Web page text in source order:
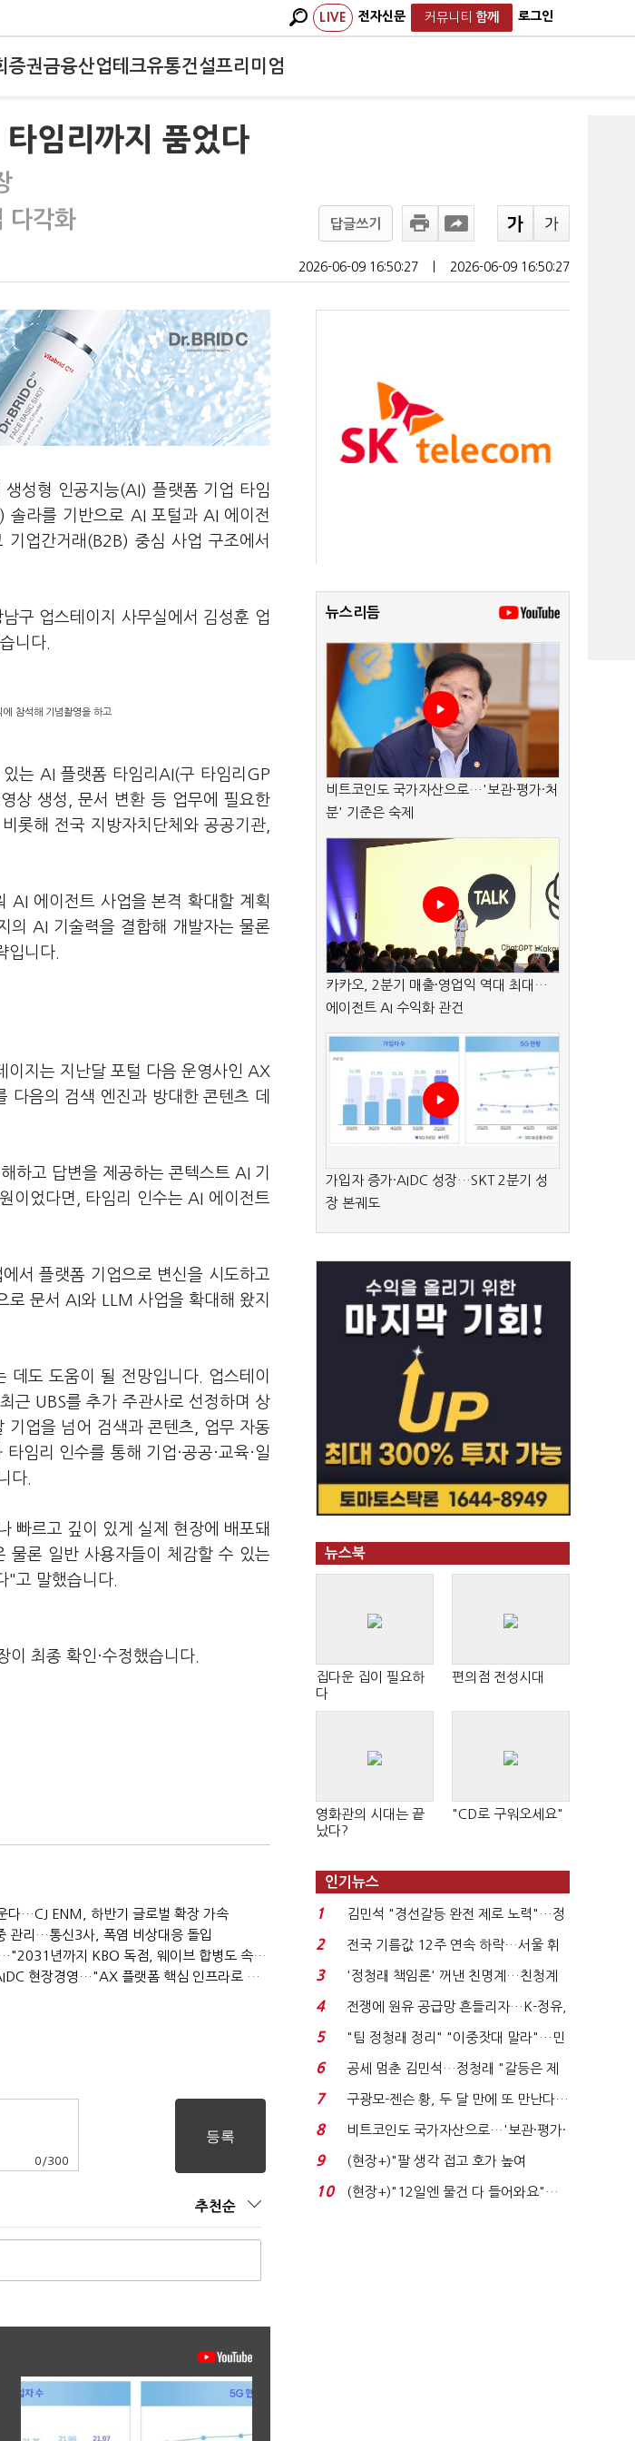
LIVE 전자신문 커뮤니티 함께 로그인
증권금융산업테크유통건설프리미엄
임리까지 품었다
다각화
답글쓰기
2026-06-09 16:50:27 2026-06-09 16:50:27
성형 인공지능(AI) 플랫폼 기업 타임
솔라를 기반으로 AI 포털과 AI 에이전
업간거래(B2B) 중심 사업 구조에서
구 업스테이지 사무실에서 김성훈 업
니다.
참석해 기념촬영을 하고
는 AI 플랫폼 타임리AI(구 타임리GP
상 생성, 문서 변환 등 업무에 필요한
롯해 전국 지방자치단체와 공공기관,
AI 에이전트 사업을 본격 확대할 계획
의 AI 기술력을 결합해 개발자는 물론
입니다.
이지는 지난달 포털 다음 운영사인 AX
다음의 검색 엔진과 방대한 콘텐츠 데
하고 답변을 제공하는 콘텍스트 AI 기
이었다면, 타임리 인수는 AI 에이전트
서 플랫폼 기업으로 변신을 시도하고
로 문서 AI와 LLM 사업을 확대해 왔지
데도 도움이 될 전망입니다. 업스테이
근 UBS를 추가 주관사로 선정하며 상
업을 넘어 검색과 콘텐츠, 업무 자동
임리 인수를 통해 기업·공공·교육·일
다.
빠르고 깊이 있게 실제 현장에 배포돼
물론 일반 사용자들이 체감할 수 있는
"고 말했습니다.
최종 확인·수정했습니다.
다…CJ ENM, 하반기 글로벌 확장 가속
관리…통신3사, 폭염 비상대응 돌입
티빙 첫 분기 흑자…"2031년까지 KBO 독점, 웨이브 합병도 속도"
박윤영 KT 대표, AIDC 현장경영…"AX 플랫폼 핵심 인프라로 키운다"
0 /300
추천순
뉴스리듬
비트코인도 국가자산으로…'보관·평가·처
분' 기준은 숙제
카카오, 2분기 매출·영업익 역대 최대…
에이전트 AI 수익화 관건
가입자 증가·AIDC 성장…SKT 2분기 성
장 본궤도
뉴스북
집다운 집이 필요하
다
편의점 전성시대
영화관의 시대는 끝
났다?
"CD로 구워오세요"
인기뉴스
1
김민석 "경선갈등 완전 제로 노력"…정
청래 "반명 공세 사...
2
전국 기름값 12주 연속 하락…서울 휘
발윳값 1909원...
3
'정청래 책임론' 꺼낸 친명계…친청계
는 추가투표 때리기...
4
전쟁에 원유 공급망 흔들리자…K-정유,
에너지안보 핵심...
5
"팀 정청래 정리" "이중잣대 말라"…민
주 최고위원 계파 다...
6
공세 멈춘 김민석…정청래 "갈등은 제
가 수습"
7
구광모-젠슨 황, 두 달 만에 또 만난다…
로봇·AI 등 논...
8
비트코인도 국가자산으로…'보관·평가·
처분' 기준은 ...
9
(현장+)"팔 생각 접고 호가 높여
요"…'덜 똘똘한 한 채' 20...
10
(현장+)"12일엔 물건 다 들어와요"…